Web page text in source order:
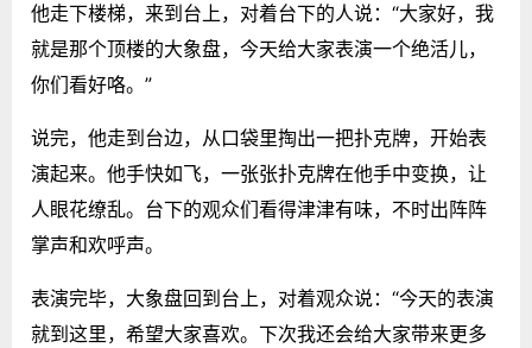
他走下楼梯，来到台上，对着台下的人说：“大家好，我
就是那个顶楼的大象盘，今天给大家表演一个绝活儿，
你们看好咯。”
说完，他走到台边，从口袋里掏出一把扑克牌，开始表
演起来。他手快如飞，一张张扑克牌在他手中变换，让
人眼花缭乱。台下的观众们看得津津有味，不时出阵阵
掌声和欢呼声。
表演完毕，大象盘回到台上，对着观众说：“今天的表演
就到这里，希望大家喜欢。下次我还会给大家带来更多